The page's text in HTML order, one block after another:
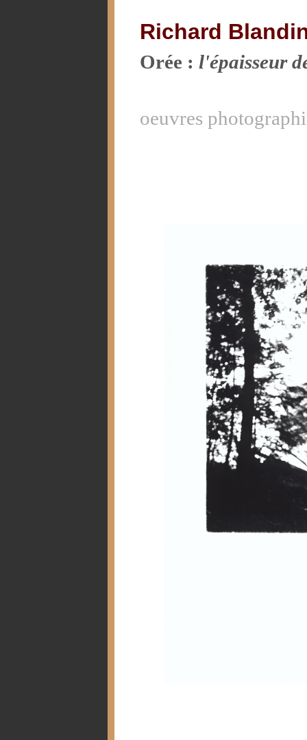
Richard
Orée : l'épaisseur
oeuvres